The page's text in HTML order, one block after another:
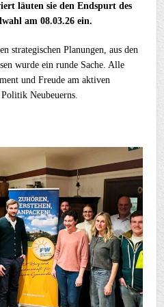
läuten sie den Endspurt des
am 08.03.26 ein.
strategischen Planungen, aus den
wurde ein runde Sache. Alle
und Freude am aktiven
Neubeuerns.